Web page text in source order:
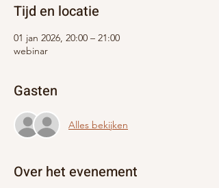
Tijd en locatie
01 jan 2026, 20:00 – 21:00
webinar
Gasten
Alles bekijken
Over het evenement